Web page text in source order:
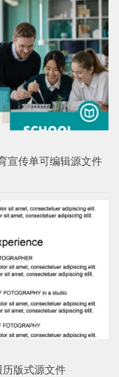
宣传单可编辑源文件
历版式源文件